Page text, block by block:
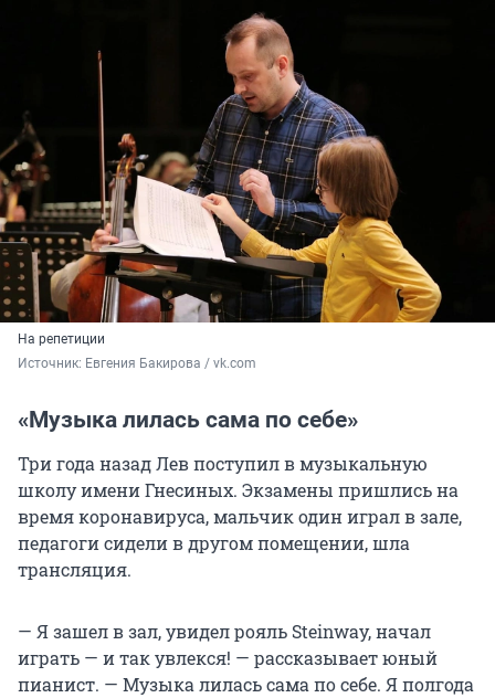
На репетиции
Источник: Евгения Бакирова / vk.com
«Музыка лилась сама по себе»
Три года назад Лев поступил в музыкальную
школу имени Гнесиных. Экзамены пришлись на
время коронавируса, мальчик один играл в зале,
педагоги сидели в другом помещении, шла
трансляция.
— Я зашел в зал, увидел рояль Steinway, начал
играть — и так увлекся! — рассказывает юный
пианист. — Музыка лилась сама по себе. Я полгода